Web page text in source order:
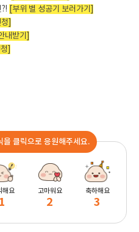
[부위 별 성공기 보러가기]
]
내받기]
]
클릭으로 응원해주세요.
해요
1
고마워요
2
축하해요
3